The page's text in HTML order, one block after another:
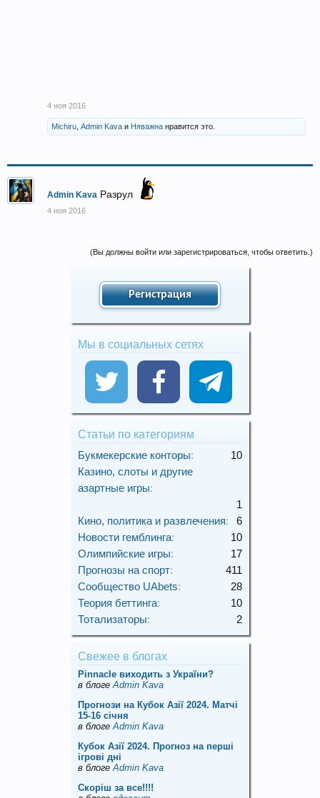
4 ноя 2016
Michiru Admin Kava и Няважна нравится это.
Admin Kava Разрул
4 ноя 2016
(Вы должны войти или зарегистрироваться, чтобы ответить.)
Регистрация
Мы в социальных сетях
Статьи по категориям
Букмекерские конторы:
10
Казино, слоты и другие
азартные игры:
1
Кино, политика и развлечения:
6
Новости гемблинга:
10
Олимпийские игры:
17
Прогнозы на спорт:
411
Сообщество UAbets:
28
Теория беттинга:
10
Тотализаторы: 2
Свежее в блогах
Pinnacle виходить з України?
в блогеAdmin Kava
Прогнози на Кубок Азії 2024. Матчі
15-16 січня
в блогеAdmin Kava
Кубок Азії 2024. Прогноз на перші
ігрові дні
в блогеAdmin Kava
Скорiш за все!!!!